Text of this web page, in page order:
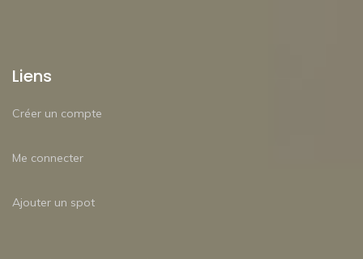
Liens
Créer un compte
Me connecter
Ajouter un spot